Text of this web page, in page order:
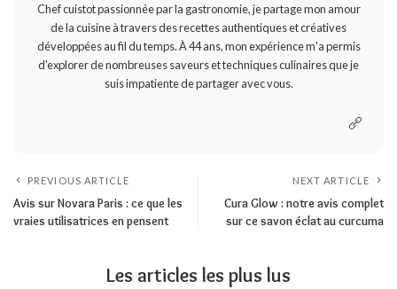
Chef cuistot passionnée par la gastronomie, je partage mon amour
de la cuisine à travers des recettes authentiques et créatives
développées au fil du temps. À 44 ans, mon expérience m'a permis
d'explorer de nombreuses saveurs et techniques culinaires que je
suis impatiente de partager avec vous.
PREVIOUS ARTICLE
Avis sur Novara Paris : ce que les
vraies utilisatrices en pensent
NEXT ARTICLE
Cura Glow : notre avis complet
sur ce savon éclat au curcuma
Les articles les plus lus